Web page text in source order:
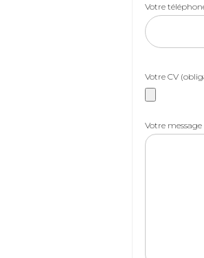
Votre
Votre CV
Votre message